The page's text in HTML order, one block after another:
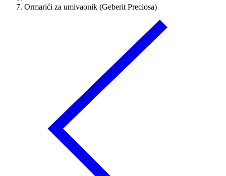
Ormarići za umivaonik (Geberit Preciosa)